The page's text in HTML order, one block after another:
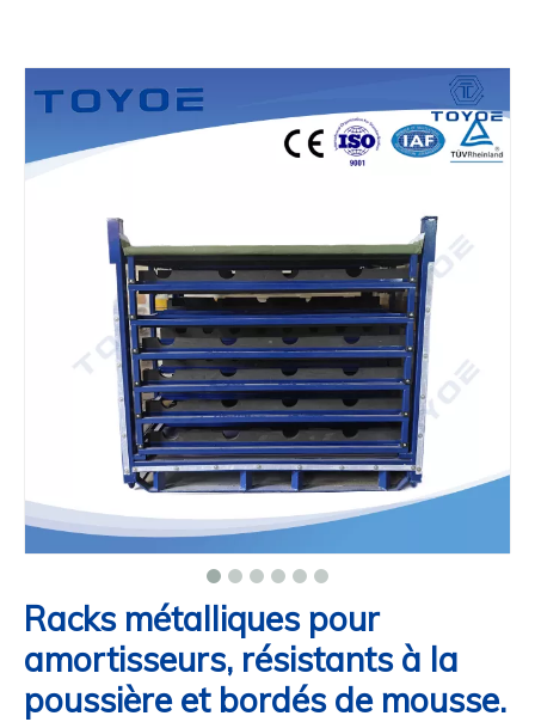
Racks métalliques pour
amortisseurs, résistants à la
poussière et bordés de mousse.